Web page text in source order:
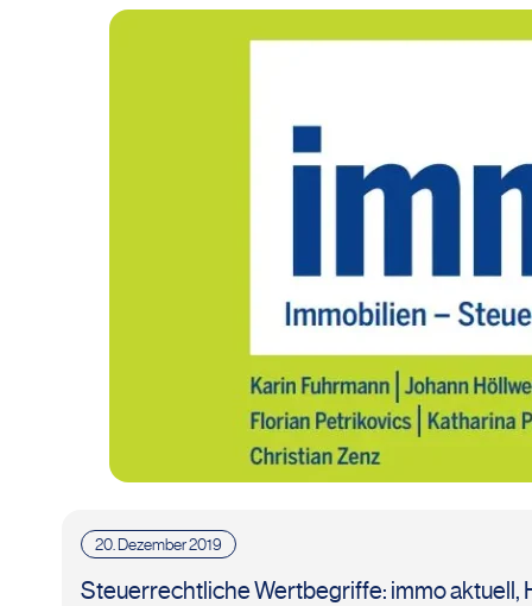
20. Dezember 2019
Steuerrechtliche Wertbegriffe: immo aktuell,